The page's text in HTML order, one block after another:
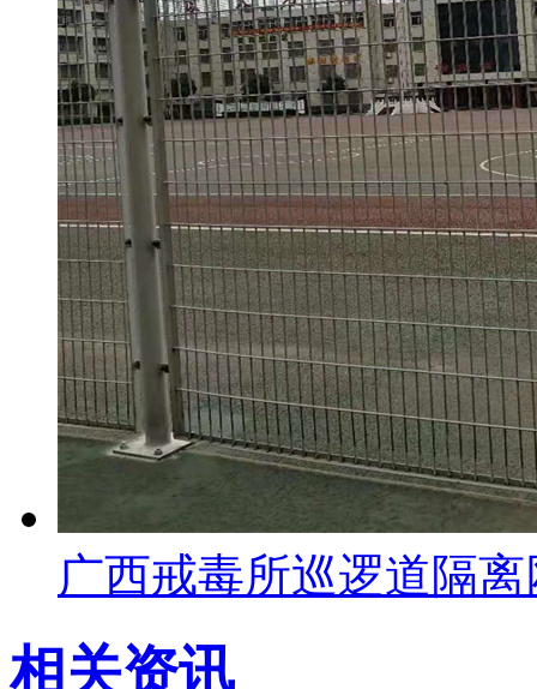
广西戒毒所巡逻道隔离
相关资讯